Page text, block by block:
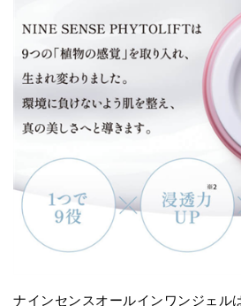
ナインセンスオールインワンジェル